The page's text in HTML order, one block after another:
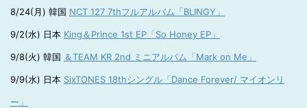
8/24(月) 韓国 NCT 127 7thフルアルバム「BLINGY」
9/2(水) 日本 King＆Prince 1st EP「So Honey EP」
9/8(火) 韓国 ＆TEAM KR 2nd ミニアルバム「Mark on Me」
9/9(水) 日本 SixTONES 18thシングル「Dance Forever/ マイオンリ
ー」